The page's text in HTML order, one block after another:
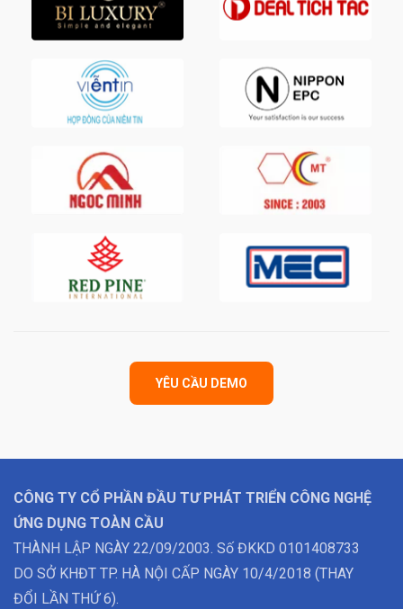
YÊU CẦU DEMO
CÔNG TY CỔ PHẦN ĐẦU TƯ PHÁT TRIỂN CÔNG NGHỆ
ỨNG DỤNG TOÀN CẦU
THÀNH LẬP NGÀY 22/09/2003. Số ĐKKD 0101408733
DO SỞ KHĐT TP. HÀ NỘI CẤP NGÀY 10/4/2018 (THAY
ĐỔI LẦN THỨ 6).